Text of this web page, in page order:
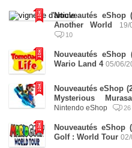
Nouveautés
Another World
19/
10
Nouveautés
Wario Land 4 05/06/
Nouveautés eShop
Mysterious
Nintendo eShop
26
Nouveautés
Golf : World Tour